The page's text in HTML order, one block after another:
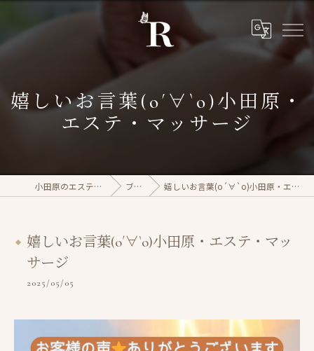
嬉しいお言葉(о´∀`о)小田原・
エステ・マッサージ
小田原のエステならrasera ブログ 嬉しいお言葉(о´∀`о)小田原・エステ・マッサージ
嬉しいお言葉(о´∀`о)小田原・エステ・マッ
サージ
2025/05/05